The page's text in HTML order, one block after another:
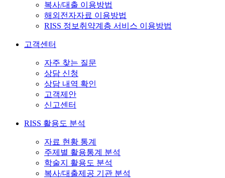
복사/대출 이용방법
해외전자자료 이용방법
RISS 정보취약계층 서비스 이용방법
고객센터
자주 찾는 질문
상담 신청
상담 내역 확인
고객제안
신고센터
RISS 활용도 분석
자료 현황 통계
주제별 활용통계 분석
학술지 활용도 분석
복사/대출제공 기관 분석